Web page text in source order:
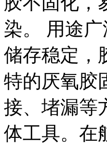
染。 用途
储存稳定，
特的厌氧胶
接、堵漏等
体工具。在